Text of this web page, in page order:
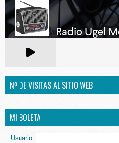
Nº DE VISITAS AL SITIO WEB
MI BOLETA
Usuario: